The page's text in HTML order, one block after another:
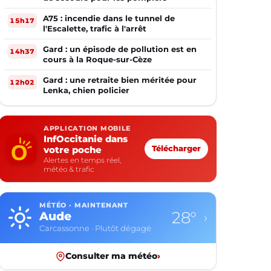
15h17
A75 : incendie dans le tunnel de
l'Escalette, trafic à l'arrêt
14h37
Gard : un épisode de pollution est en
cours à la Roque-sur-Cèze
12h02
Gard : une retraite bien méritée pour
Lenka, chien policier
APPLICATION MOBILE
InfOccitanie dans
votre poche
Alertes en temps réel,
météo & trafic
Télécharger
MÉTÉO · MAINTENANT
Aveyron
Rodez · Ciel dégagé
29° ›
Consulter ma météo›